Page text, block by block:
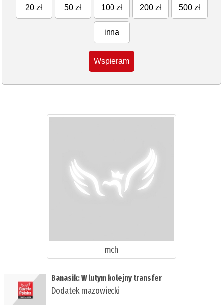
20 zł 50 zł 100 zł 200 zł 500 zł
inna
Wspieram
mch
Banasik: W lutym kolejny transfer
Dodatek mazowiecki